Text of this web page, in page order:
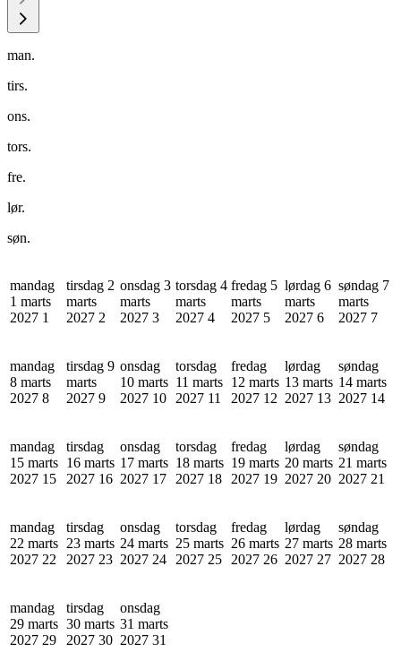
man.
tirs.
ons.
tors.
fre.
lør.
søn.
mandag
1 marts
2027 1
tirsdag 2
marts
2027 2
onsdag 3
marts
2027 3
torsdag 4
marts
2027 4
fredag 5
marts
2027 5
lørdag 6
marts
2027 6
søndag 7
marts
2027 7
mandag
8 marts
2027 8
tirsdag 9
marts
2027 9
onsdag
10 marts
2027 10
torsdag
11 marts
2027 11
fredag
12 marts
2027 12
lørdag
13 marts
2027 13
søndag
14 marts
2027 14
mandag
15 marts
2027 15
tirsdag
16 marts
2027 16
onsdag
17 marts
2027 17
torsdag
18 marts
2027 18
fredag
19 marts
2027 19
lørdag
20 marts
2027 20
søndag
21 marts
2027 21
mandag
22 marts
2027 22
tirsdag
23 marts
2027 23
onsdag
24 marts
2027 24
torsdag
25 marts
2027 25
fredag
26 marts
2027 26
lørdag
27 marts
2027 27
søndag
28 marts
2027 28
mandag
29 marts
2027 29
tirsdag
30 marts
2027 30
onsdag
31 marts
2027 31